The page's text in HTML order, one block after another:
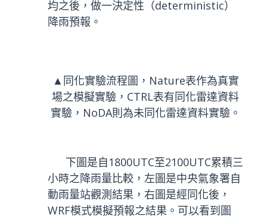
均之後，做一決定性（deterministic）
降雨預報。
▲同化實驗流程圖，Nature表作為真實
場之模擬實驗，CTRL表有同化雷達資料
實驗，NoDA則為未同化雷達資料實驗。
下圖是自1800UTC至2100UTC累積三
小時之降雨量比較，左圖是中央氣象署自
動雨量站觀測結果，右圖是經同化後，
WRF模式模擬預報之結果。可以看到圖